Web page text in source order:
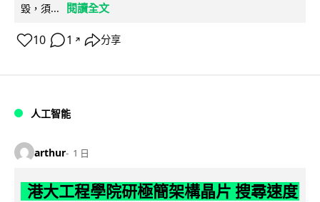
毀，須...
閱讀全文
10 1 ↗ 分享
人工智能
arthur 1 日
港大工程學院研極簡架構晶片 搜尋速度